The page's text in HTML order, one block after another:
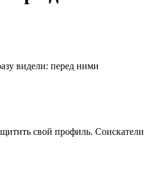
видели: перед ними
свой профиль. Соискатели